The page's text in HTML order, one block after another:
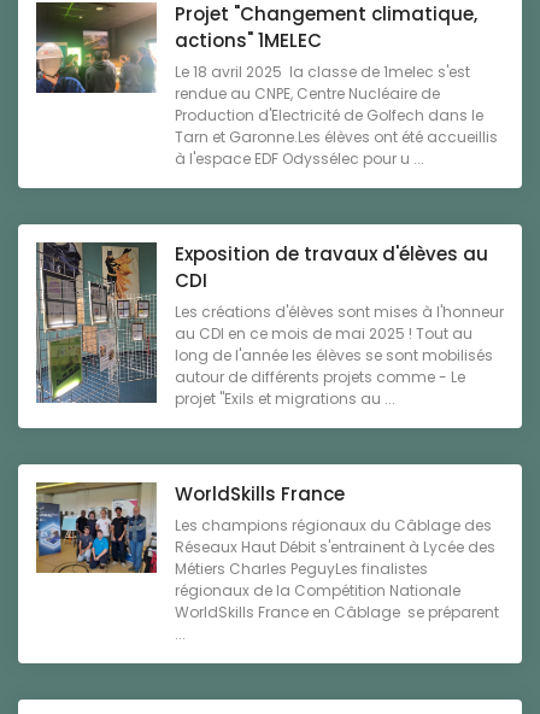
Projet "Changement climatique,
actions" 1MELEC
Le 18 avril 2025 la classe de 1melec s'est
rendue au CNPE, Centre Nucléaire de
Production d'Electricité de Golfech dans le
Tarn et Garonne.Les élèves ont été accueillis
à l'espace EDF Odyssélec pour u ...
Exposition de travaux d'élèves au
CDI
Les créations d'élèves sont mises à l'honneur
au CDI en ce mois de mai 2025 ! Tout au
long de l'année les élèves se sont mobilisés
autour de différents projets comme - Le
projet "Exils et migrations au ...
WorldSkills France
Les champions régionaux du Câblage des
Réseaux Haut Débit s'entrainent à Lycée des
Métiers Charles PeguyLes finalistes
régionaux de la Compétition Nationale
WorldSkills France en Câblage se préparent
...